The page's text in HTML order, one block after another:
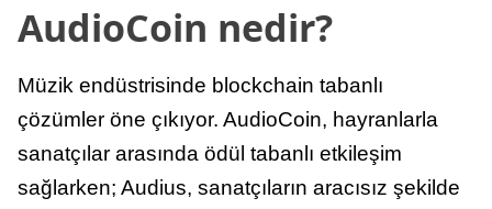
AudioCoin nedir?
Müzik endüstrisinde blockchain tabanlı
çözümler öne çıkıyor. AudioCoin, hayranlarla
sanatçılar arasında ödül tabanlı etkileşim
sağlarken; Audius, sanatçıların aracısız şekilde